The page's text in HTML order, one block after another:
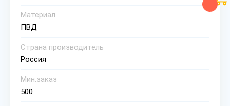
Материал
ПВД
Страна производитель
Россия
Мин.заказ
500